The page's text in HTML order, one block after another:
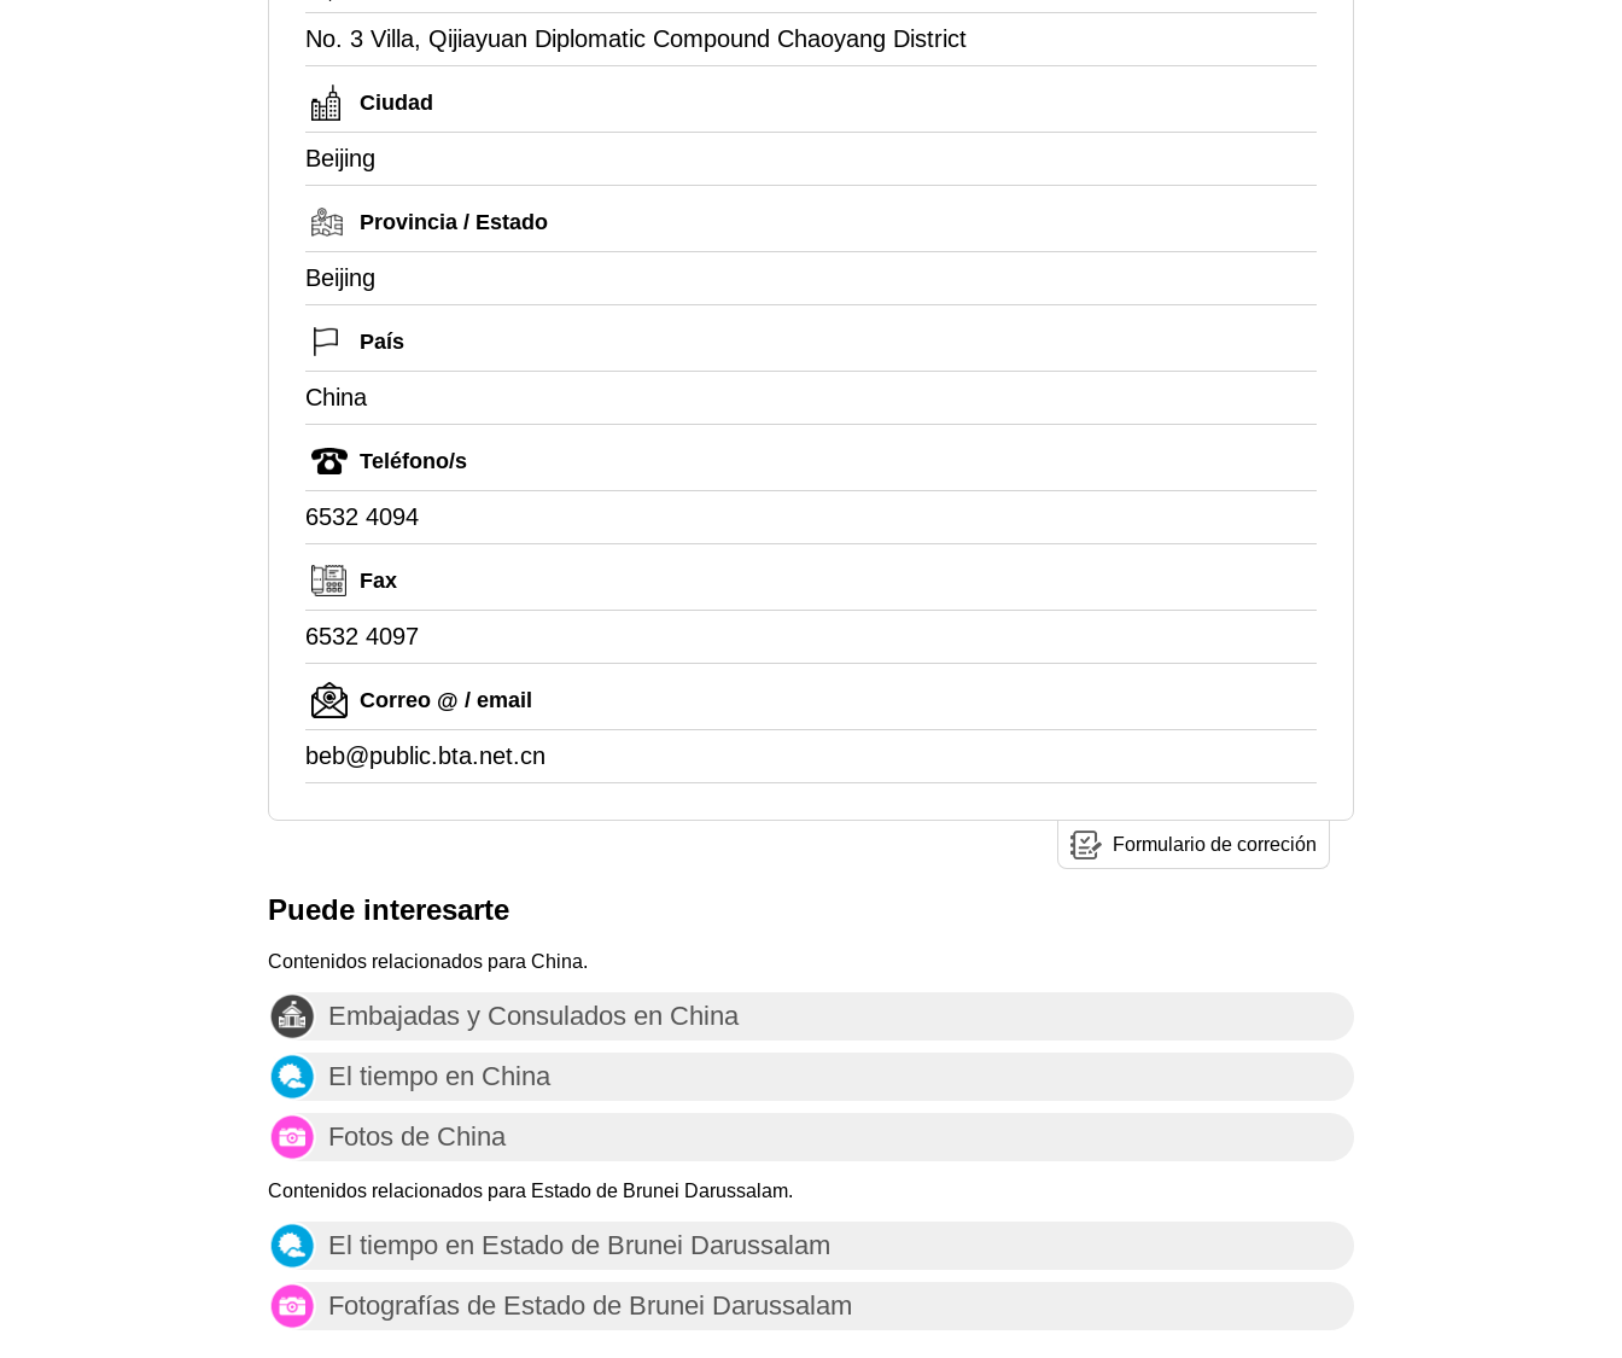
No. 3 Villa, Qijiayuan Diplomatic Compound Chaoyang District
Ciudad
Beijing
Provincia / Estado
Beijing
País
China
Teléfono/s
6532 4094
Fax
6532 4097
Correo @ / email
beb@public.bta.net.cn
Formulario de correción
Puede interesarte
Contenidos relacionados para China.
Embajadas y Consulados en China
El tiempo en China
Fotos de China
Contenidos relacionados para Estado de Brunei Darussalam.
El tiempo en Estado de Brunei Darussalam
Fotografías de Estado de Brunei Darussalam